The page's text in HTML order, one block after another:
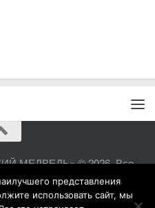
МЕДВЕДЬ» © 2026. Все
представления
использовать сайт, мы